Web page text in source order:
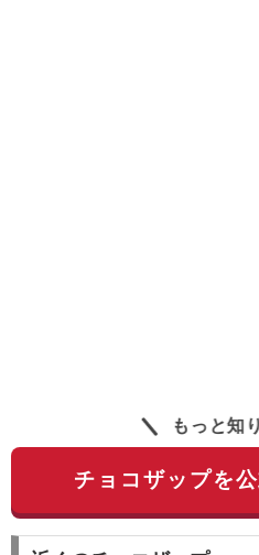
もっと知
チョコザップを